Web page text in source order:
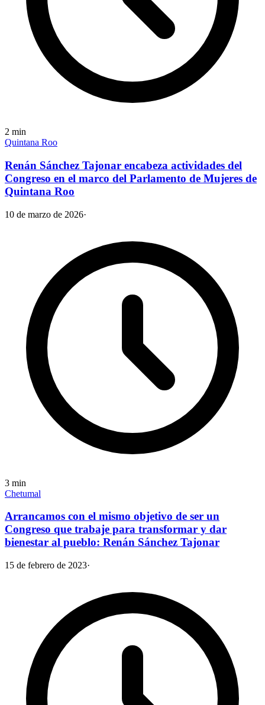
2 min
Quintana Roo
Renán Sánchez Tajonar encabeza actividades del
Congreso en el marco del Parlamento de Mujeres de
Quintana Roo
10 de marzo de 2026·
3 min
Chetumal
Arrancamos con el mismo objetivo de ser un
Congreso que trabaje para transformar y dar
bienestar al pueblo: Renán Sánchez Tajonar
15 de febrero de 2023·